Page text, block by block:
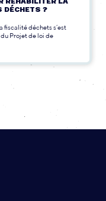
DÉCHETS ?
fiscalité déchets s’est
Projet de loi de